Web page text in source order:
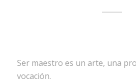
Ser maestro es un arte, una
vocación.